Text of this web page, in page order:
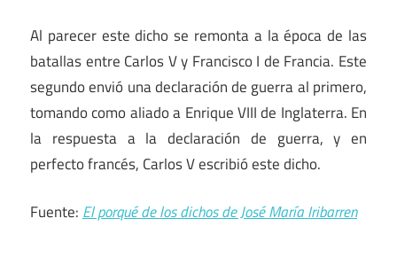
Al parecer este dicho se remonta a la época de las
batallas entre Carlos V y Francisco I de Francia. Este
segundo envió una declaración de guerra al primero,
tomando como aliado a Enrique VIII de Inglaterra. En
la respuesta a la declaración de guerra, y en
perfecto francés, Carlos V escribió este dicho.
Fuente:El porqué de los dichos de José María Iribarren